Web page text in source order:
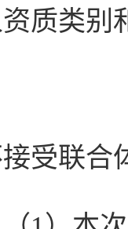
质类别
受联合